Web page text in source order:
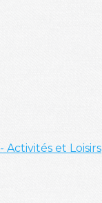
- Activités et Loisirs